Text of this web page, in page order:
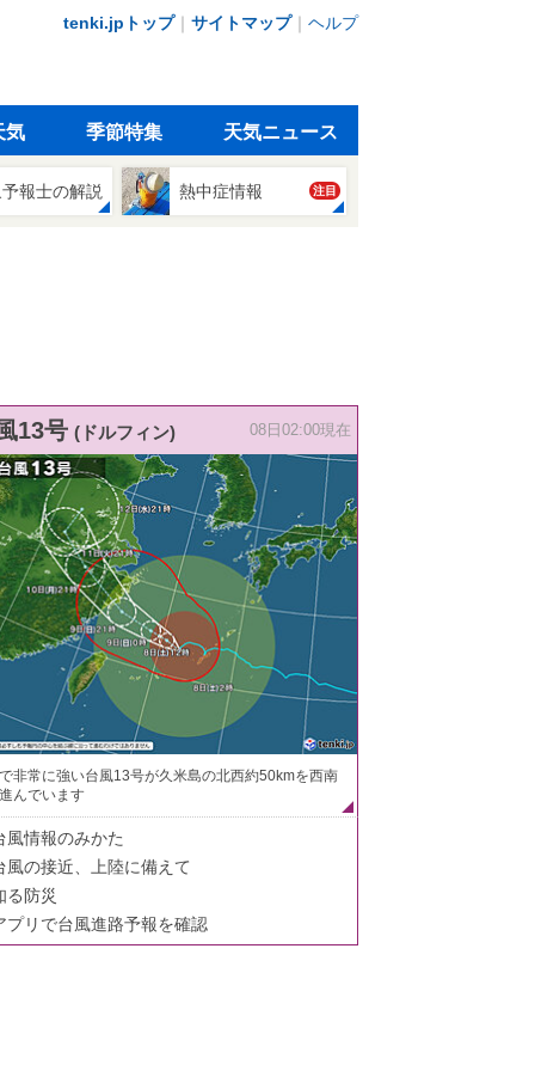
tenki.jpトップ｜ サイトマップ｜ ヘルプ
気 季節特集 天気ニュース
報士の解説 熱中症情報 注目
13号 (ドルフィン) 08日02:00現在
非常に強い台風13号が久米島の北西約50kmを西南
んでいます
風情報のみかた
風の接近、上陸に備えて
る防災
プリで台風進路予報を確認